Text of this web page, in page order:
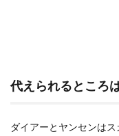
代えられるところ
ダイアーとヤンセンは